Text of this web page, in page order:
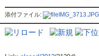
添付ファイル: IMG_3713.JPG